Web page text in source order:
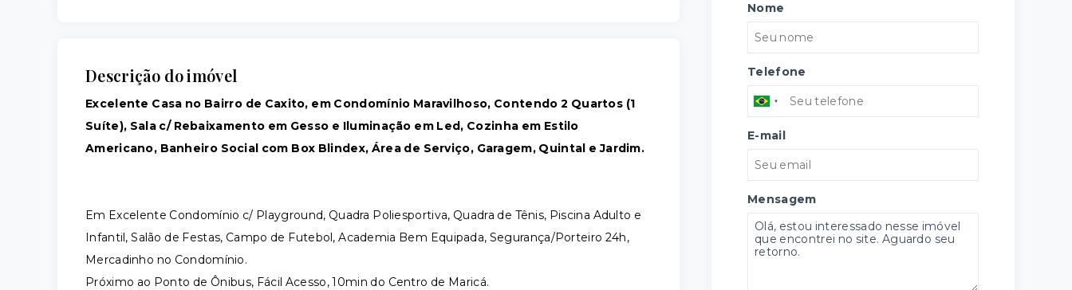
Descrição do imóvel
Excelente Casa no Bairro de Caxito, em Condomínio Maravilhoso, Contendo 2 Quartos (1
Suíte), Sala c/ Rebaixamento em Gesso e Iluminação em Led, Cozinha em Estilo
Americano, Banheiro Social com Box Blindex, Área de Serviço, Garagem, Quintal e Jardim.
Em Excelente Condomínio c/ Playground, Quadra Poliesportiva, Quadra de Tênis, Piscina Adulto e
Infantil, Salão de Festas, Campo de Futebol, Academia Bem Equipada, Segurança/Porteiro 24h,
Mercadinho no Condomínio.
Próximo ao Ponto de Ônibus, Fácil Acesso, 10min do Centro de Maricá.
Nome
Telefone
E-mail
Mensagem